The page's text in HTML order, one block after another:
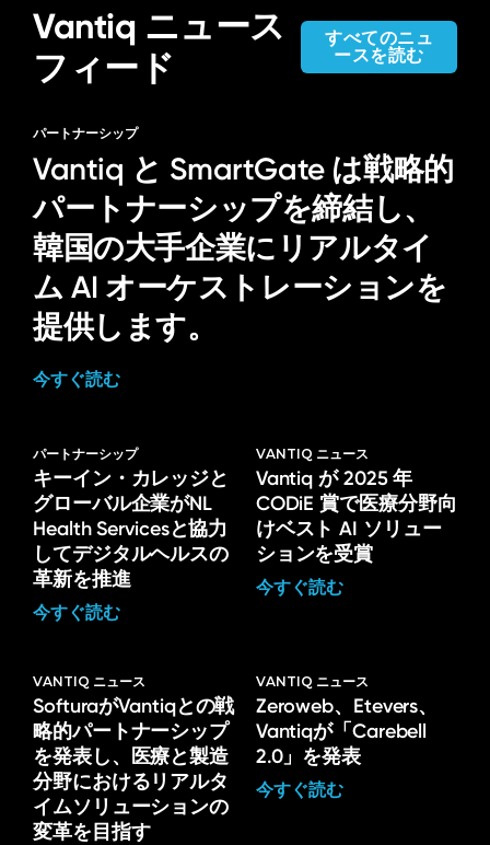
Vantiq ニュース
フィード
すべてのニュ
ースを読む
パートナーシップ
Vantiq と SmartGate は戦略的
パートナーシップを締結し、
韓国の大手企業にリアルタイ
ム AI オーケストレーションを
提供します。
今すぐ読む
パートナーシップ
キーイン・カレッジと
グローバル企業がNL
Health Servicesと協力
してデジタルヘルスの
革新を推進
今すぐ読む
VANTIQ ニュース
Vantiq が 2025 年
CODiE 賞で医療分野向
けベスト AI ソリュー
ションを受賞
今すぐ読む
VANTIQ ニュース
SofturaがVantiqとの戦
略的パートナーシップ
を発表し、医療と製造
分野におけるリアルタ
イムソリューションの
変革を目指す
VANTIQ ニュース
Zeroweb、Etevers、
Vantiqが「Carebell
2.0」を発表
今すぐ読む